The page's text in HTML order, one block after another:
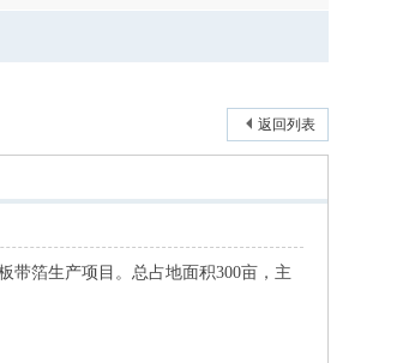
返回列表
带箔生产项目。总占地面积300亩，主